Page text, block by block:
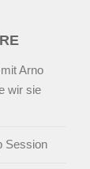
Arno
wir sie
Session